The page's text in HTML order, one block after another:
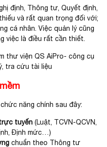
định, Thông tư, Quyết định,
và rất quan trọng đối với;
cá nhân. Việc quản lý cũng
việc là điều rất cần thiết.
thư viện QS AiPro- công cụ
tra cứu tài liệu
năng chính sau đây:
tuyến (Luật, TCVN-QCVN,
Định mức…)
chuẩn theo Thông tư